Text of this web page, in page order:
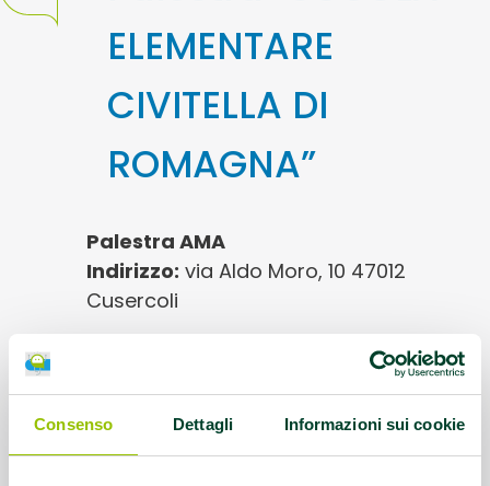
Consenso Dettagli Informazioni sui cookie
ELEMENTARE
CIVITELLA DI
ROMAGNA”
Palestra AMA
Indirizzo: via Aldo Moro, 10 47012
Cusercoli
AFA Artrosi della spalla,
AFA Coxoartrosi, AFA Gonartrosi, AFA
Lombalgia cronica, AFA Parkinson